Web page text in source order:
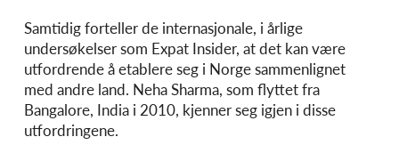
Samtidig forteller de internasjonale, i årlige
undersøkelser som Expat Insider, at det kan være
utfordrende å etablere seg i Norge sammenlignet
med andre land. Neha Sharma, som flyttet fra
Bangalore, India i 2010, kjenner seg igjen i disse
utfordringene.